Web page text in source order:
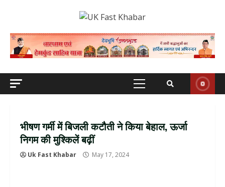
Primary
भीषण गर्मी में बिजली कटौती ने किया बेहाल, ऊर्जा
निगम की मुश्किलें बढ़ीं
Uk Fast Khabar May 17, 2024